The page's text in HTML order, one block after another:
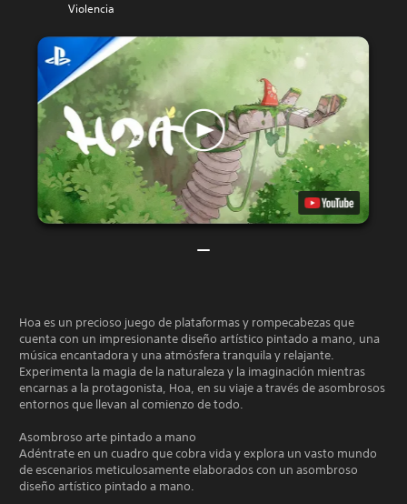
Violencia
Hoa es un precioso juego de plataformas y rompecabezas que
cuenta con un impresionante diseño artístico pintado a mano, una
música encantadora y una atmósfera tranquila y relajante.
Experimenta la magia de la naturaleza y la imaginación mientras
encarnas a la protagonista, Hoa, en su viaje a través de asombrosos
entornos que llevan al comienzo de todo.
Asombroso arte pintado a mano
Adéntrate en un cuadro que cobra vida y explora un vasto mundo
de escenarios meticulosamente elaborados con un asombroso
diseño artístico pintado a mano.